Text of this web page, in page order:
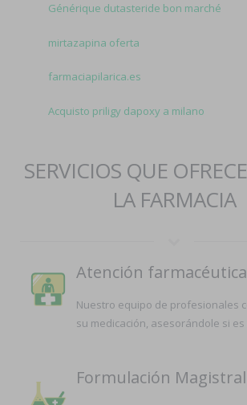
Générique dutasteride bon marché
mirtazapina oferta
farmaciapilarica.es
Acquisto priligy dapoxy a milano
SERVICIOS QUE
LA FARMACIA
Atención farmacéutica
Nuestro equipo de profesionales
su medicación, asesorándole si
Formulación Magistral